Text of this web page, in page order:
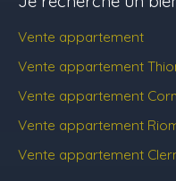
Vente appartement
Vente appartement
Vente appartement
Vente appartement
Vente appartement